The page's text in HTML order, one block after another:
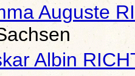
Auguste
Albin